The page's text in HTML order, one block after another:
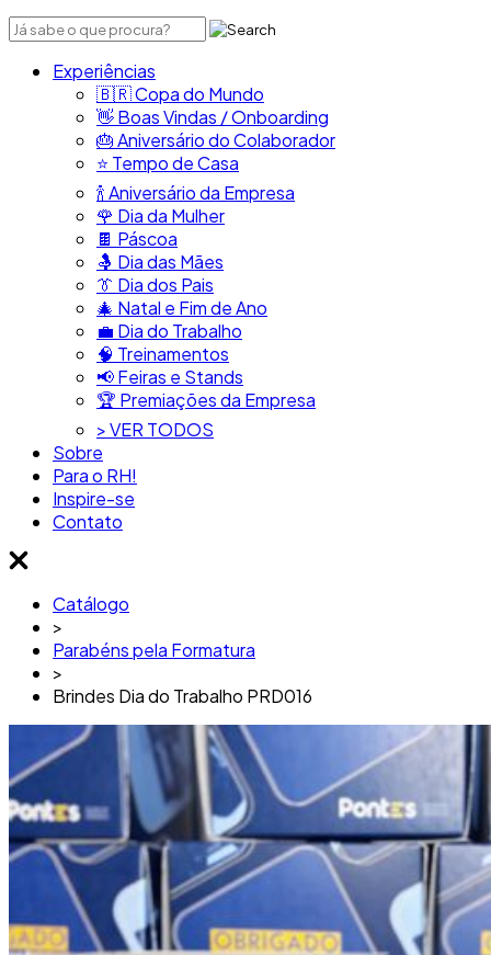
Experiências
🇧🇷​ Copa do Mundo
👋​ Boas Vindas / Onboarding
🎂​ Aniversário do Colaborador
⭐​ Tempo de Casa
​🍾​ Aniversário da Empresa
🌹 Dia da Mulher
🍫​ Páscoa
🤱 Dia das Mães
👔​ Dia dos Pais
🎄 Natal e Fim de Ano
💼​ Dia do Trabalho
🧠​ Treinamentos
📢​ Feiras e Stands
🏆 Premiações da Empresa
> VER TODOS
Sobre
Para o RH!
Inspire-se
Contato
Catálogo
>
Parabéns pela Formatura
>
Brindes Dia do Trabalho PRD016